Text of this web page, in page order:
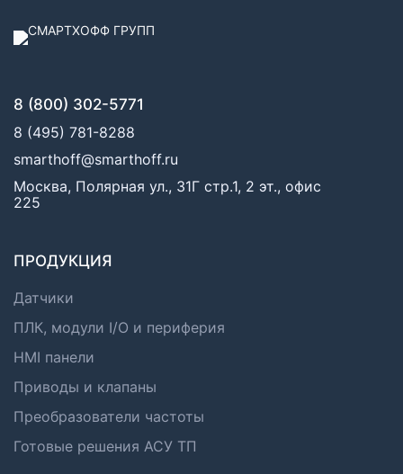
8 (800) 302-5771
8 (495) 781-8288
smarthoff@smarthoff.ru
Москва, Полярная ул., 31Г стр.1, 2 эт., офис
225
ПРОДУКЦИЯ
Датчики
ПЛК, модули I/O и периферия
HMI панели
Приводы и клапаны
Преобразователи частоты
Готовые решения АСУ ТП